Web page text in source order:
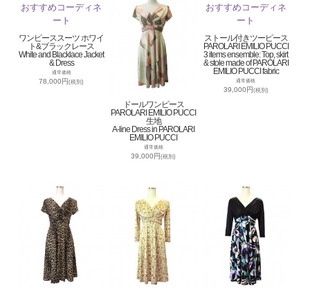
ワンピーススーツ ホワイ
ト&ブラックレース
White and Blacklace Jacket
& Dress
通常価格
78,000円(税別)
ドールワンピース
PAROLARI EMILIO PUCCI
生地
A-line Dress in PAROLARI
EMILIO PUCCI
通常価格
39,000円(税別)
ストール付きツーピース
PAROLARI EMILIO PUCCI
3 items ensemble: Top, skirt
& stole made of PAROLARI
EMILIO PUCCI fabric
通常価格
39,000円(税別)